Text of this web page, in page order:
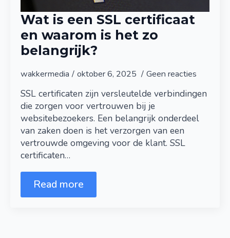
Wat is een SSL certificaat
en waarom is het zo
belangrijk?
wakkermedia oktober 6, 2025 Geen reacties
SSL certificaten zijn versleutelde verbindingen
die zorgen voor vertrouwen bij je
websitebezoekers. Een belangrijk onderdeel
van zaken doen is het verzorgen van een
vertrouwde omgeving voor de klant. SSL
certificaten…
Read more
DOUWE HOOGEVEEN
KOM IN
CONTACT
Zullen wij samenwerken? Ik ben bereikbaar
op:
06-21208533
douwe@wakkermedia.nl
Maak een verbinding!